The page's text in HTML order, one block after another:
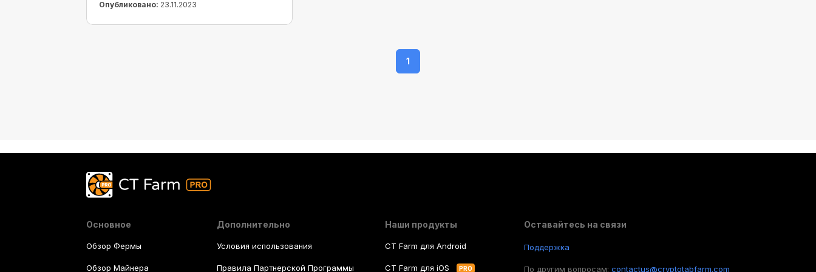
Опубликовано: 23.11.2023
1
Основное
Обзор Фермы
Обзор Майнера
Дополнительно
Условия использования
Правила Партнерской Программы
Наши продукты
CT Farm для Android
CT Farm для iOS PRO
Оставайтесь на связи
Поддержка
По другим вопросам: contactus@cryptotabfarm.com